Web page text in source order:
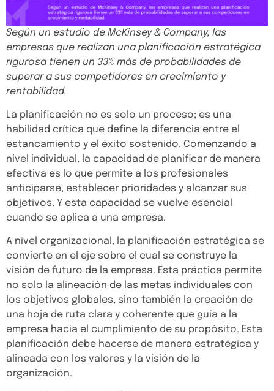
Según un estudio de McKinsey & Company, las
empresas que realizan una planificación estratégica
rigurosa tienen un 33% más de probabilidades de
superar a sus competidores en crecimiento y
rentabilidad.
La planificación no es solo un proceso; es una
habilidad crítica que define la diferencia entre el
estancamiento y el éxito sostenido. Comenzando a
nivel individual, la capacidad de planificar de manera
efectiva es lo que permite a los profesionales
anticiparse, establecer prioridades y alcanzar sus
objetivos. Y esta capacidad se vuelve esencial
cuando se aplica a una empresa.
A nivel organizacional, la planificación estratégica se
convierte en el eje sobre el cual se construye la
visión de futuro de la empresa. Esta práctica permite
no solo la alineación de las metas individuales con
los objetivos globales, sino también la creación de
una hoja de ruta clara y coherente que guía a la
empresa hacia el cumplimiento de su propósito. Esta
planificación debe hacerse de manera estratégica y
alineada con los valores y la visión de la
organización.